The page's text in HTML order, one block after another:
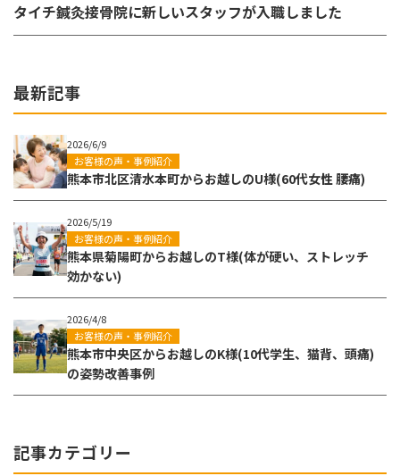
タイチ鍼灸接骨院に新しいスタッフが入職しました
最新記事
2026/6/9
お客様の声・事例紹介
熊本市北区清水本町からお越しのU様(60代女性 腰痛)
2026/5/19
お客様の声・事例紹介
熊本県菊陽町からお越しのT様(体が硬い、ストレッチ
効かない)
2026/4/8
お客様の声・事例紹介
熊本市中央区からお越しのK様(10代学生、猫背、頭痛)
の姿勢改善事例
記事カテゴリー